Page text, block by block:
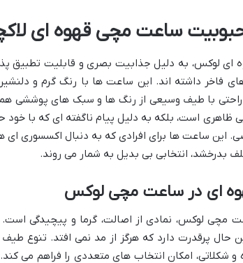
ساعت مچی قهوه ای
لوکس، به دلیل جذابیت بصری و قابلیت تطبیق
فاخر داشته اند. این ساعت ها با رنگ گرم و
راحتی با طیف وسیعی از رنگ ها و سبک های پوششی
ظاهری است، بلکه به دلیل پیام ناگفته ای که با
این ساعت ها برای افرادی که به دنبال اکسسوری ای
بدرخشد، انتخابی بی بدیل به شمار می روند.
ای در ساعت مچی لوکس
مچی لوکس، نمادی از اصالت، گرما و پیچیدگی است.
حال پرقدرت دارد که هرگز از مد نمی افتد. تنوع
و شکلاتی، امکان انتخاب های متعددی را فراهم می